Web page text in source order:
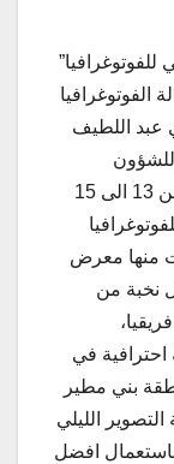
للفوتوغرافيا”
عبد اللطيف
للشؤون
الثقافية بجندوبة ودار الثقافة بني مطير من 13 الى 15
منها معرض
نخبة من
احترافية في
بني مطير
الليلي
افضل